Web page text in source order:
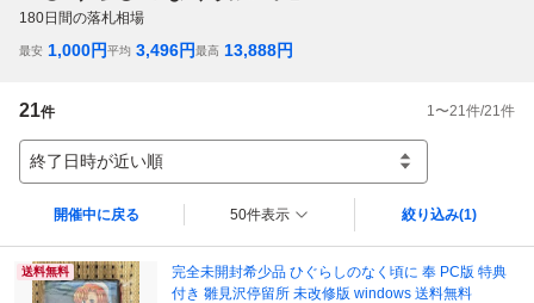
180日間の落札相場
最安 1,000円平均 3,496円最高 13,888円
21件 1 〜21 件/21 件
終了日時が近い順
開催中に戻る 50件表示 絞り込み(1)
送料無料
完全未開封希少品 ひぐらしのなく頃に 奉 PC版 特典
付き 雛見沢停留所 未改修版 windows 送料無料